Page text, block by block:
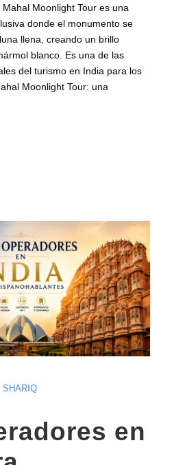
Moonlight Tour es una
donde el monumento se
llena, creando un brillo
blanco. Es una de las
del turismo en India para los
Moonlight Tour: una
SHARIQ
en